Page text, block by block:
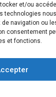
et/ou
technologies
navigation ou
consentement
et fonctions.
la plus
menée,
de
nous
un
de batteries